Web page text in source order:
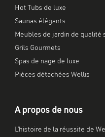
Hot Tubs de luxe
Saunas élégants
Meubles de jardin de qualité
Grils Gourmets
Spas de nage de luxe
Pièces détachées Wellis
A propos de nous
L’histoire de la réussite de